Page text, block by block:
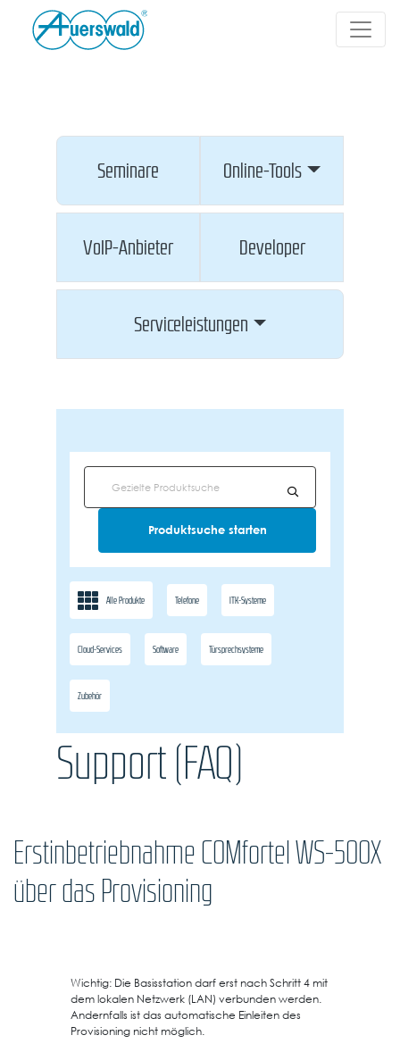
Seminare Online-Tools
VoIP-Anbieter Developer
Serviceleistungen
Alle Produkte Telefone ITK-Systeme
Cloud-Services Software Türsprechsysteme
Zubehör
Support (FAQ)
Erstinbetriebnahme COMfortel WS-500X
über das Provisioning
Wichtig: Die Basisstation darf erst nach Schritt 4 mit
dem lokalen Netzwerk (LAN) verbunden werden.
Andernfalls ist das automatische Einleiten des
Provisioning nicht möglich.